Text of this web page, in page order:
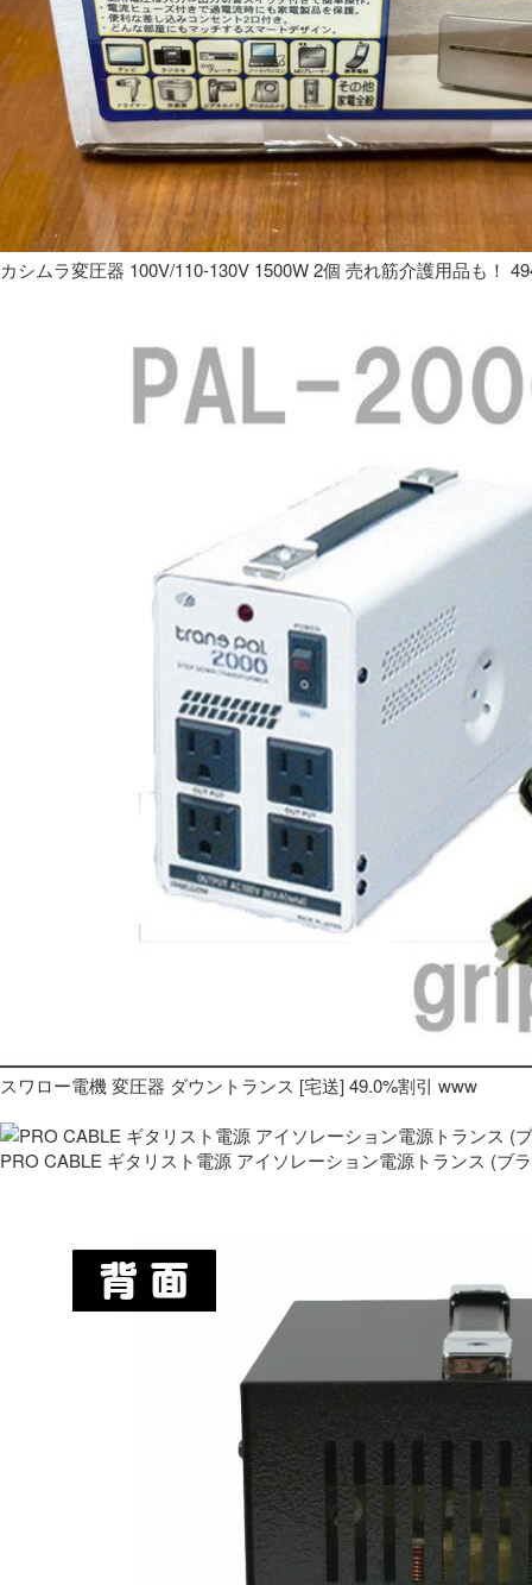
カシムラ変圧器 100V/110-130V 1500W 2個 売れ筋介護用品も！
スワロー電機 変圧器 ダウントランス [宅送] 49.0%割引 www
PRO CABLE ギタリスト電源 アイソレーション電源トランス (ブ